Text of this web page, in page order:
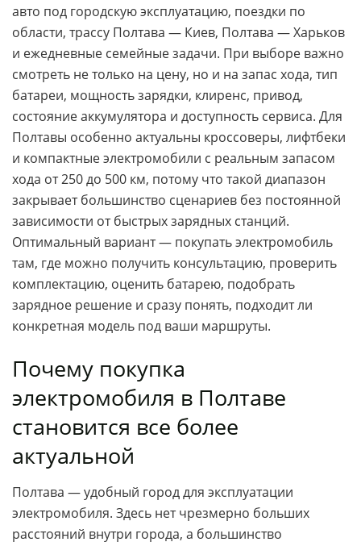
авто под городскую эксплуатацию, поездки по
области, трассу Полтава — Киев, Полтава — Харьков
и ежедневные семейные задачи. При выборе важно
смотреть не только на цену, но и на запас хода, тип
батареи, мощность зарядки, клиренс, привод,
состояние аккумулятора и доступность сервиса. Для
Полтавы особенно актуальны кроссоверы, лифтбеки
и компактные электромобили с реальным запасом
хода от 250 до 500 км, потому что такой диапазон
закрывает большинство сценариев без постоянной
зависимости от быстрых зарядных станций.
Оптимальный вариант — покупать электромобиль
там, где можно получить консультацию, проверить
комплектацию, оценить батарею, подобрать
зарядное решение и сразу понять, подходит ли
конкретная модель под ваши маршруты.
Почему покупка
электромобиля в Полтаве
становится все более
актуальной
Полтава — удобный город для эксплуатации
электромобиля. Здесь нет чрезмерно больших
расстояний внутри города, а большинство